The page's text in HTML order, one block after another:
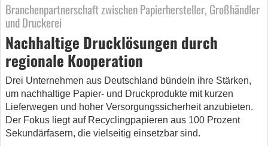
Branchenpartnerschaft zwischen Papierhersteller, Großhändler
und Druckerei
Nachhaltige Drucklösungen durch
regionale Kooperation
Drei Unternehmen aus Deutschland bündeln ihre Stärken,
um nachhaltige Papier- und Druckprodukte mit kurzen
Lieferwegen und hoher Versorgungssicherheit anzubieten.
Der Fokus liegt auf Recyclingpapieren aus 100 Prozent
Sekundärfasern, die vielseitig einsetzbar sind.